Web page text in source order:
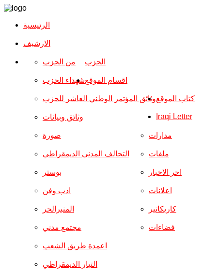
الرئيسية
الارشیف
الحزب من الحزب
شهداء الحزب
وثائق المؤتمر الوطني العاشر للحزب
وثائق وبيانات
اقسام الموقع
صورة
التحالف المدني الديمقراطي
بوستر
ادب وفن
المنبرالحر
مجتمع مدني
مدارات
ملفات
اخر الاخبار
اعلانات
كاريكاتير
فضاءات
اعمدة طريق الشعب
التيار الديمقراطي
كتاب الموقع
Iraqi Letter